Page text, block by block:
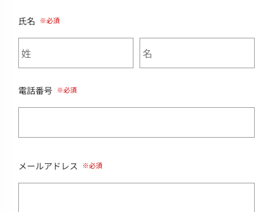
氏名
電話番号
メールアドレス